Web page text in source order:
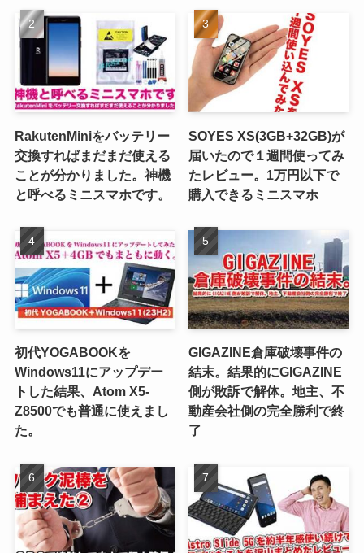
RakutenMiniをバッテリー
交換すればまだまだ使える
ことが分かりました。神機
と呼べるミニスマホです。
SOYES XS(3GB+32GB)が
届いたので１週間使ってみ
たレビュー。1万円以下で
購入できるミニスマホ
初代YOGABOOKを
Windows11にアップデー
トした結果、Atom X5-
Z8500でも普通に使えまし
た。
GIGAZINE倉庫破壊事件の
結末。結果的にGIGAZINE
側が敗訴で解体。地主、不
動産会社側の完全勝利で終
了